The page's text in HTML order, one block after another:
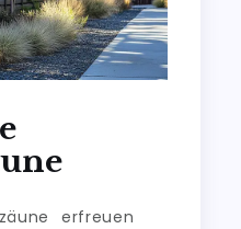
erfreuen